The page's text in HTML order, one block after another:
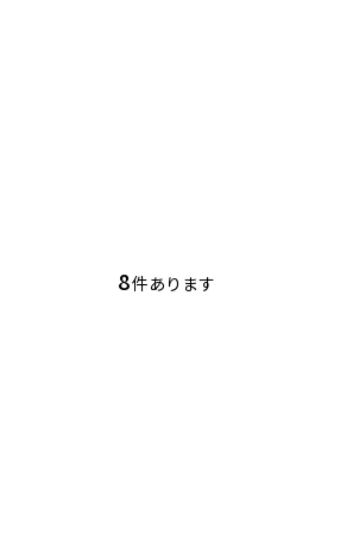
8件あります